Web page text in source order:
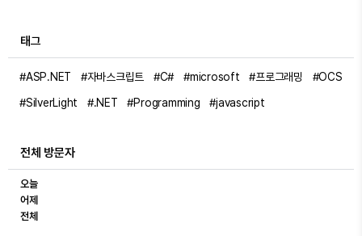
태그
#ASP.NET #자바스크립트 #C# #microsoft #프로그래밍
#OCS
#SilverLight
#.NET #Programming #javascript
전체 방문자
오늘
어제
전체